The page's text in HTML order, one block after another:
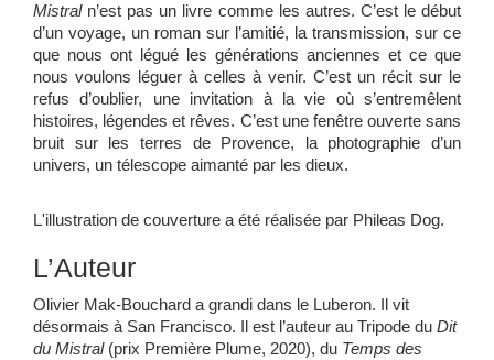
Mistral n’est pas un livre comme les autres. C’est le début
d’un voyage, un roman sur l’amitié, la transmission, sur ce
que nous ont légué les générations anciennes et ce que
nous voulons léguer à celles à venir. C’est un récit sur le
refus d’oublier, une invitation à la vie où s’entremêlent
histoires, légendes et rêves. C’est une fenêtre ouverte sans
bruit sur les terres de Provence, la photographie d’un
univers, un télescope aimanté par les dieux.
L'illustration de couverture a été réalisée par Phileas Dog.
L’Auteur
Olivier Mak-Bouchard a grandi dans le Luberon. Il vit
désormais à San Francisco. Il est l’auteur au Tripode du Dit
du Mistral(prix Première Plume, 2020), du Temps des